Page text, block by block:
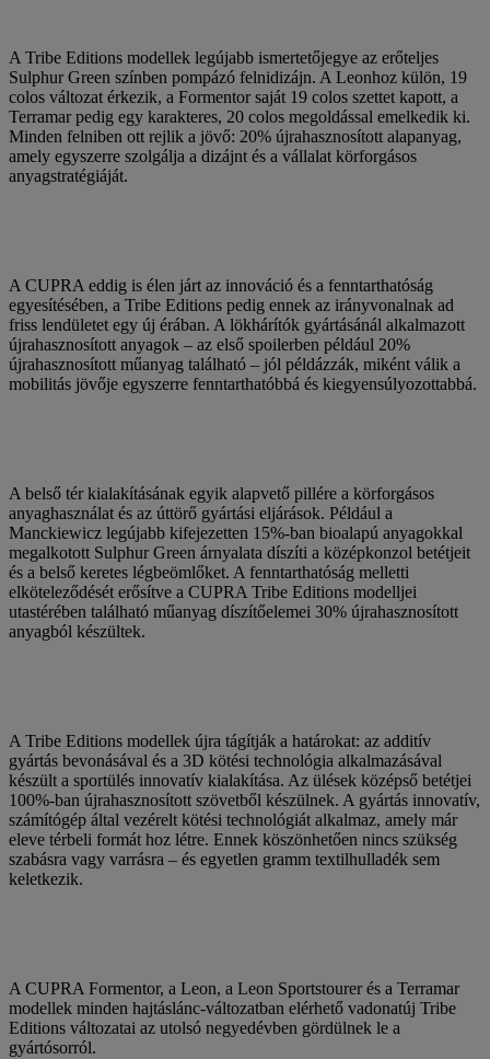
A Tribe Editions modellek legújabb ismertetőjegye az erőteljes
Sulphur Green színben pompázó felnidizájn. A Leonhoz külön, 19
colos változat érkezik, a Formentor saját 19 colos szettet kapott, a
Terramar pedig egy karakteres, 20 colos megoldással emelkedik ki.
Minden felniben ott rejlik a jövő: 20% újrahasznosított alapanyag,
amely egyszerre szolgálja a dizájnt és a vállalat körforgásos
anyagstratégiáját.
A CUPRA eddig is élen járt az innováció és a fenntarthatóság
egyesítésében, a Tribe Editions pedig ennek az irányvonalnak ad
friss lendületet egy új érában. A lökhárítók gyártásánál alkalmazott
újrahasznosított anyagok – az első spoilerben például 20%
újrahasznosított műanyag található – jól példázzák, miként válik a
mobilitás jövője egyszerre fenntarthatóbbá és kiegyensúlyozottabbá.
A belső tér kialakításának egyik alapvető pillére a körforgásos
anyaghasználat és az úttörő gyártási eljárások. Például a
Manckiewicz legújabb kifejezetten 15%-ban bioalapú anyagokkal
megalkotott Sulphur Green árnyalata díszíti a középkonzol betétjeit
és a belső keretes légbeömlőket. A fenntarthatóság melletti
elköteleződését erősítve a CUPRA Tribe Editions modelljei
utastérében található műanyag díszítőelemei 30% újrahasznosított
anyagból készültek.
A Tribe Editions modellek újra tágítják a határokat: az additív
gyártás bevonásával és a 3D kötési technológia alkalmazásával
készült a sportülés innovatív kialakítása. Az ülések középső betétjei
100%-ban újrahasznosított szövetből készülnek. A gyártás innovatív,
számítógép által vezérelt kötési technológiát alkalmaz, amely már
eleve térbeli formát hoz létre. Ennek köszönhetően nincs szükség
szabásra vagy varrásra – és egyetlen gramm textilhulladék sem
keletkezik.
A CUPRA Formentor, a Leon, a Leon Sportstourer és a Terramar
modellek minden hajtáslánc-változatban elérhető vadonatúj Tribe
Editions változatai az utolsó negyedévben gördülnek le a
gyártósorról.